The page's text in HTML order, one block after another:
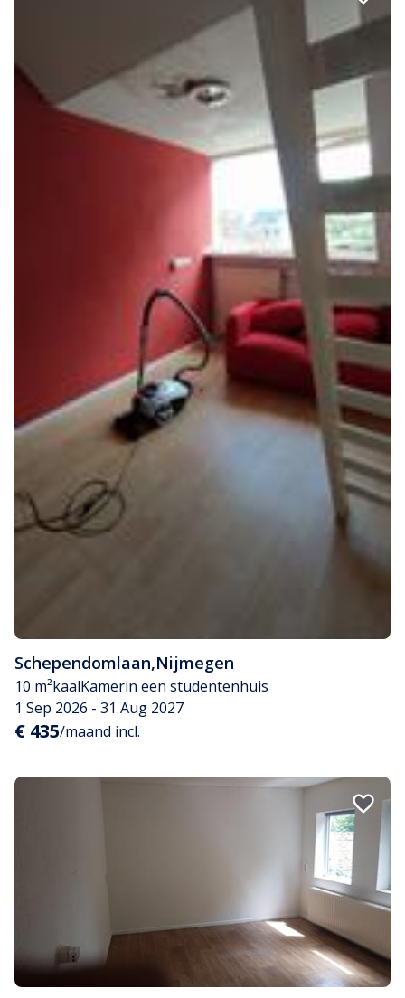
Schependomlaan,Nijmegen
10 m²kaalKamerin een studentenhuis
1 Sep 2026 - 31 Aug 2027
€ 435/maand incl.